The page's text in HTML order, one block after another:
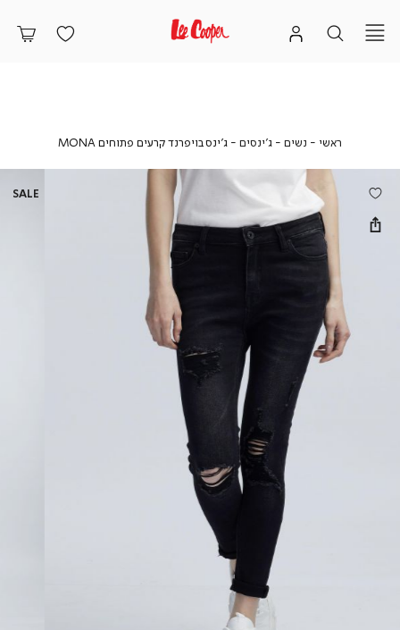
ראשי ראשינשים נשיםג'ינסים ג'ינסים
ג’ינס בויפרנד קרעים פתוחים MONA
קרעים
MONA
SALE